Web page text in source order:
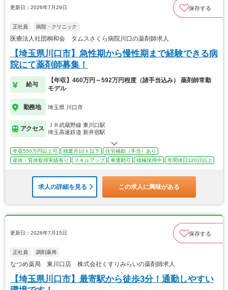
更新日：2026年7月29日 保存する
正社員 病院・クリニック
医療法人社団桐和会 タムスさくら病院川口の薬剤師求人
【埼玉県川口市】急性期から慢性期まで経験できる病
院にて薬剤師募集！
給与
【年収】460万円～592万円程度（諸手当込み） 薬剤師常勤
モデル
勤務地 埼玉県 川口市
アクセス
ＪＲ武蔵野線 東川口駅
埼玉高速鉄道 新井宿駅
年収550万円以上可 残業月10ｈ以下
住宅補助（手当）あり
産休・育休取得実績有り
スキルアップ 車通勤可 積極採用中 年間休日120日以上
求人の詳細を見る この求人に興味がある
更新日：2026年7月15日 保存する
正社員 調剤薬局
なつめ薬局 東川口店 株式会社くすりみらいの薬剤師求人
【埼玉県川口市】最寄駅から徒歩3分！通勤しやすい